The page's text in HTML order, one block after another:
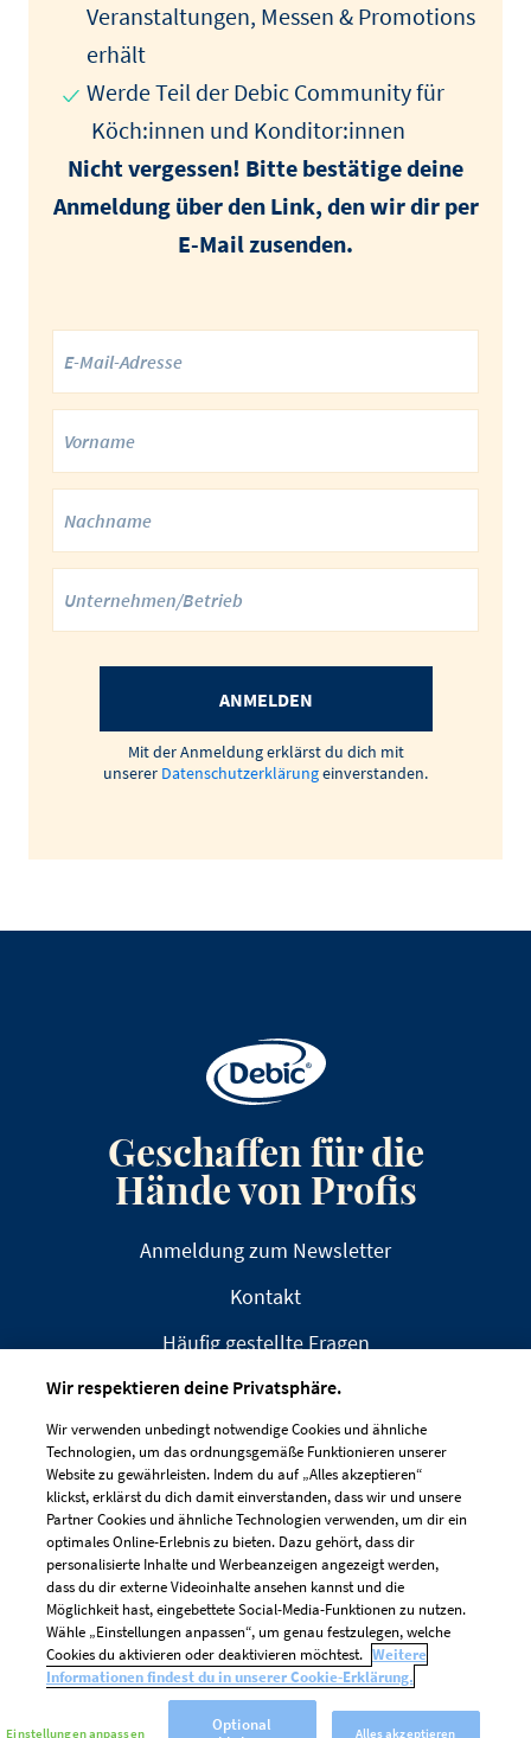
Veranstaltungen, Messen & Promotions
erhält
Werde Teil der Debic Community für
Köch:innen und Konditor:innen
Nicht vergessen! Bitte bestätige deine
Anmeldung über den Link, den wir dir per
E-Mail zusenden.
ANMELDEN
Mit der Anmeldung erklärst du dich mit
unserer Datenschutzerklärungeinverstanden.
Geschaffen für die
Hände von Profis
Anmeldung zum Newsletter
Kontakt
Häufig gestellte Fragen
IMPRESSUM
DATENSCHUTZRICHTLINIE
COOKIE-RICHTLINIEN
Cookie-Einstellungen
Wir respektieren deine Privatsphäre.
Wir verwenden unbedingt notwendige Cookies und ähnliche
Technologien, um das ordnungsgemäße Funktionieren unserer
Website zu gewährleisten. Indem du auf „Alles akzeptieren“
klickst, erklärst du dich damit einverstanden, dass wir und unsere
Partner Cookies und ähnliche Technologien verwenden, um dir ein
optimales Online-Erlebnis zu bieten. Dazu gehört, dass dir
personalisierte Inhalte und Werbeanzeigen angezeigt werden,
dass du dir externe Videoinhalte ansehen kannst und die
Möglichkeit hast, eingebettete Social-Media-Funktionen zu nutzen.
Wähle „Einstellungen anpassen“, um genau festzulegen, welche
Cookies du aktivieren oder deaktivieren möchtest. Weitere
Informationen findest du in unserer Cookie-Erklärung.
Einstellungen anpassen
Optional
Alles akzeptieren